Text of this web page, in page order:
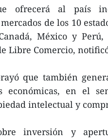
ofrecerá al país
de los 10
México y
Libre Comercio,
que también
económicas, en el
intelectual y
inversión y